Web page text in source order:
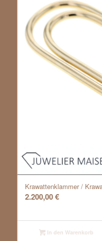
Krawattenklammer /
2.200,00€
In den Warenkorb